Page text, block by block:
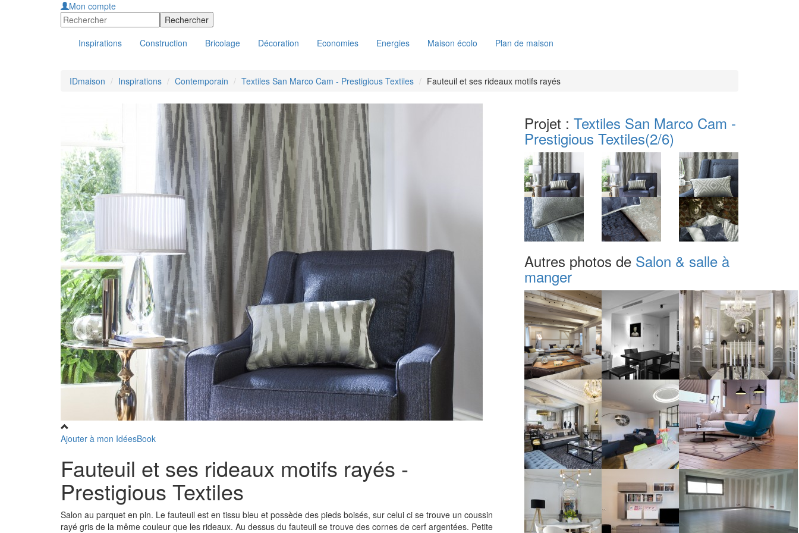
Mon compte
Inspirations Construction Bricolage Décoration Economies Energies Maison écolo Plan de maison
IDmaison Inspirations Contemporain Textiles San Marco Cam - Prestigious Textiles Fauteuil et ses rideaux motifs rayés
Ajouter à mon IdéesBook
Fauteuil et ses rideaux motifs rayés -
Prestigious Textiles
Salon au parquet en pin. Le fauteuil est en tissu bleu et possède des pieds boisés, sur celui ci se trouve un coussin
rayé gris de la même couleur que les rideaux. Au dessus du fauteuil se trouve des cornes de cerf argentées. Petite
Projet : Textiles San Marco Cam -
Prestigious Textiles(2/6)
Autres photos de Salon & salle à
manger